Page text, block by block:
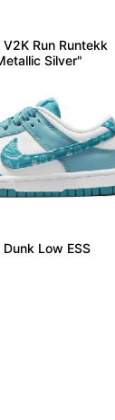
Run Runtekk
Silver"
Low ESS